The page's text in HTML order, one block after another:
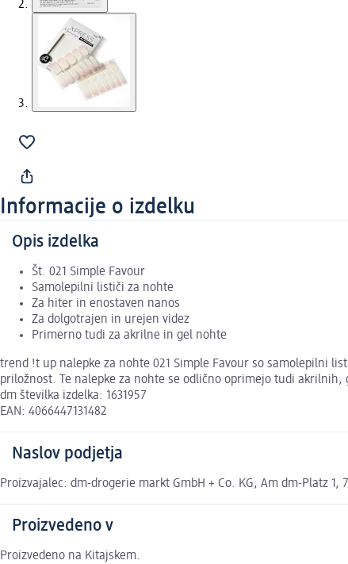
Informacije o izdelku
Opis izdelka
Št. 021 Simple Favour
Samolepilni lističi za nohte
Za hiter in enostaven nanos
Za dolgotrajen in urejen videz
Primerno tudi za akrilne in gel nohte
trend !t up nalepke za nohte 021 Simple Favour so samolepilni
priložnost. Te nalepke za nohte se odlično oprimejo tudi
dm številka izdelka: 1631957
EAN: 4066447131482
Naslov podjetja
Proizvajalec: dm-drogerie markt GmbH + Co. KG, Am dm-Platz
Proizvedeno v
Proizvedeno na Kitajskem.